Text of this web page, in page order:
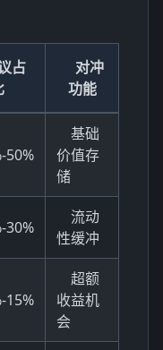
占
对冲
功能
50%
基础
价值存
储
30%
流动
性缓冲
15%
超额
收益机
会